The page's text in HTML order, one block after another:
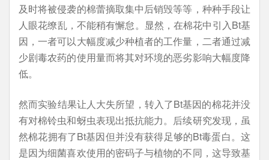
及时将被侵袭的棉蕾摘取集中后销毁等等，种种手段让
人眼花缭乱，不能稍有懈怠。显然，在棉花中引入Bt基
因，一者可以大幅度减少种植者的工作量，二者通过减
少剧毒农药的使用量而将其对环境的恶劣影响大幅度降
低。
然而实验结果让人大失所望，转入了Bt基因的棉花并没
有对棉铃虫和蚜虫表现出抵抗能力。后续研究发现，虽
然棉花拥有了Bt基因但并没有获得足够的Bt毒蛋白。这
是因为细菌喜欢使用的密码子与植物的不同，这导致基